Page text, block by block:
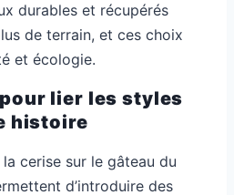
durables et récupérés
de terrain, et ces choix
et écologie.
lier les styles
histoire
cerise sur le gâteau du
d’introduire des